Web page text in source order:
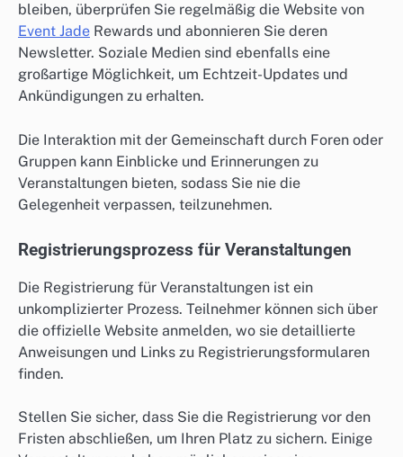
bleiben, überprüfen Sie regelmäßig die Website von
Event Jade Rewards und abonnieren Sie deren
Newsletter. Soziale Medien sind ebenfalls eine
großartige Möglichkeit, um Echtzeit-Updates und
Ankündigungen zu erhalten.
Die Interaktion mit der Gemeinschaft durch Foren oder
Gruppen kann Einblicke und Erinnerungen zu
Veranstaltungen bieten, sodass Sie nie die
Gelegenheit verpassen, teilzunehmen.
Registrierungsprozess für Veranstaltungen
Die Registrierung für Veranstaltungen ist ein
unkomplizierter Prozess. Teilnehmer können sich über
die offizielle Website anmelden, wo sie detaillierte
Anweisungen und Links zu Registrierungsformularen
finden.
Stellen Sie sicher, dass Sie die Registrierung vor den
Fristen abschließen, um Ihren Platz zu sichern. Einige